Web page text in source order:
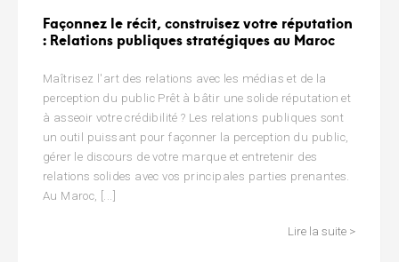
Façonnez le récit, construisez votre réputation
: Relations publiques stratégiques au Maroc
Maîtrisez l'art des relations avec les médias et de la
perception du public Prêt à bâtir une solide réputation et
à asseoir votre crédibilité ? Les relations publiques sont
un outil puissant pour façonner la perception du public,
gérer le discours de votre marque et entretenir des
relations solides avec vos principales parties prenantes.
Au Maroc, [...]
Lire la suite >